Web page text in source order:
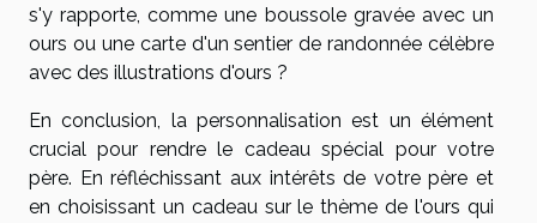
s'y rapporte, comme une boussole gravée avec un
ours ou une carte d'un sentier de randonnée célèbre
avec des illustrations d'ours ?
En conclusion, la personnalisation est un élément
crucial pour rendre le cadeau spécial pour votre
père. En réfléchissant aux intérêts de votre père et
en choisissant un cadeau sur le thème de l'ours qui